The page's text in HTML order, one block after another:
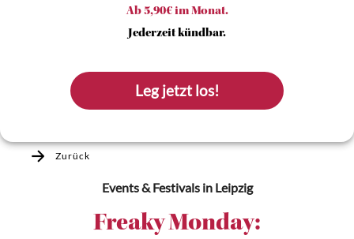
Ab 5,90€ im Monat.
Jederzeit kündbar.
Leg jetzt los!
Zurück
Events & Festivalsin Leipzig
Freaky Monday: